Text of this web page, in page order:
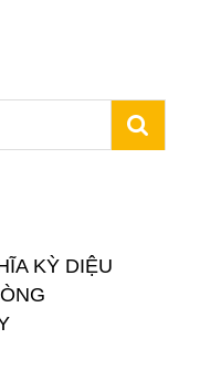
KỲ DIỆU